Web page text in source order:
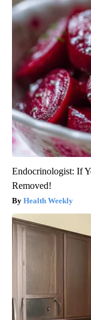
Endocrinologist: If
Removed!
Health Weekly